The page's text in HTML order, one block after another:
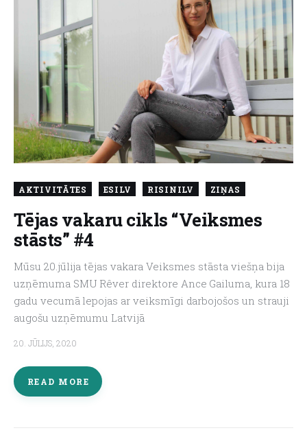
AKTIVITĀTES ESILV RISINILV ZIŅAS
Tējas vakaru cikls “Veiksmes
stāsts” #4
Mūsu 20.jūlija tējas vakara Veiksmes stāsta viešņa bija
uzņēmuma SMU Rêver direktore Ance Gailuma, kura 18
gadu vecumā lepojas ar veiksmīgi darbojošos un strauji
augošu uzņēmumu Latvijā
20. JŪLIJS, 2020
READ MORE